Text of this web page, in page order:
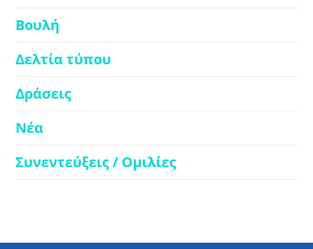
Βουλή
Δελτία τύπου
Δράσεις
Νέα
Συνεντεύξεις / Ομιλίες